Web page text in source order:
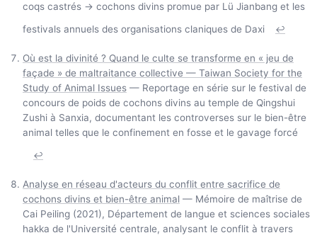
coqs castrés → cochons divins promue par Lü Jianbang et les
festivals annuels des organisations claniques de Daxi
↩
Où est la divinité ? Quand le culte se transforme en « jeu de
façade » de maltraitance collective — Taiwan Society for the
Study of Animal Issues — Reportage en série sur le festival de
concours de poids de cochons divins au temple de Qingshui
Zushi à Sanxia, documentant les controverses sur le bien-être
animal telles que le confinement en fosse et le gavage forcé
↩
Analyse en réseau d'acteurs du conflit entre sacrifice de
cochons divins et bien-être animal — Mémoire de maîtrise de
Cai Peiling (2021), Département de langue et sciences sociales
hakka de l'Université centrale, analysant le conflit à travers